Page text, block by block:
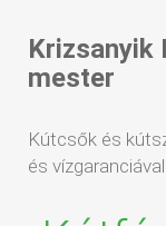
Krizsanyik
mester
Kútcsők és
és vízgaranciával.